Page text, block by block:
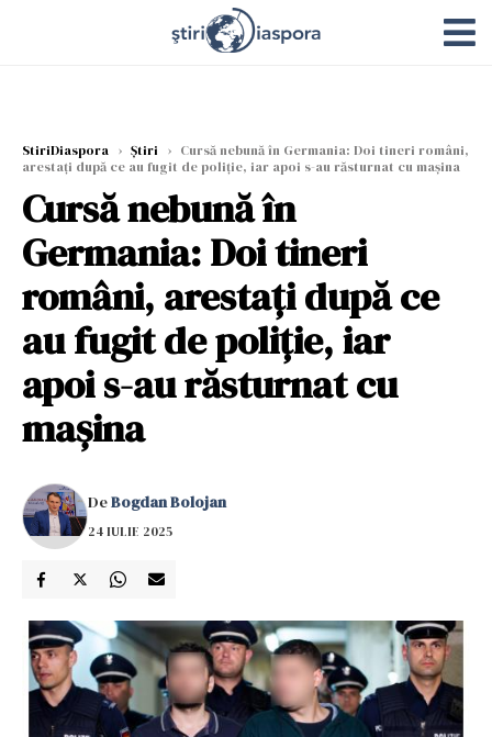
StiriDiaspora › Știri › Cursă nebună în Germania: Doi tineri români,
arestați după ce au fugit de poliție, iar apoi s-au răsturnat cu mașina
Cursă nebună în
Germania: Doi tineri
români, arestați după ce
au fugit de poliție, iar
apoi s-au răsturnat cu
mașina
DeBogdan Bolojan
24 IULIE 2025